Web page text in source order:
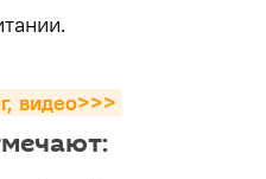
видео>>>